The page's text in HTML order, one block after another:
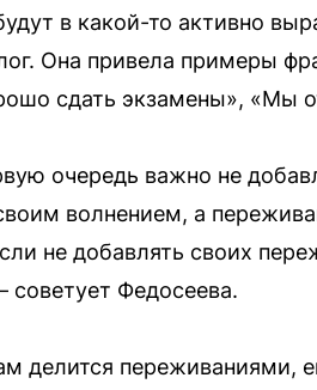
в какой-то активно
Она привела примеры
сдать экзамены», «Мы
очередь важно не
волнением, а
не добавлять своих
Федосеева.
делится переживаниями,